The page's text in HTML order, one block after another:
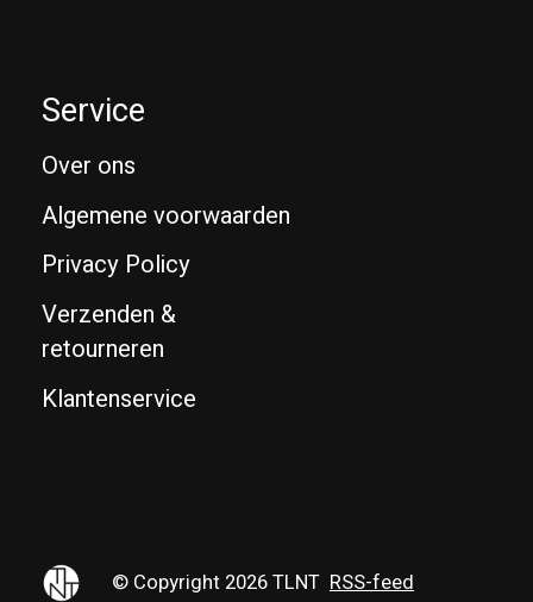
Service
Over ons
Algemene voorwaarden
Privacy Policy
Verzenden &
retourneren
Klantenservice
© Copyright 2026 TLNT RSS-feed